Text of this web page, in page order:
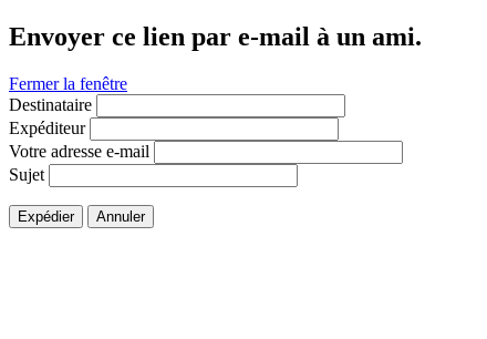
Envoyer ce lien par e-mail à un ami.
Fermer la fenêtre
Destinataire
Expéditeur
Votre adresse e-mail
Sujet
Expédier Annuler